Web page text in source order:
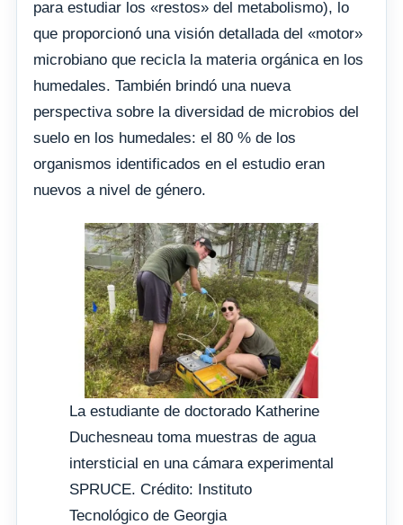
para estudiar los «restos» del metabolismo), lo
que proporcionó una visión detallada del «motor»
microbiano que recicla la materia orgánica en los
humedales. También brindó una nueva
perspectiva sobre la diversidad de microbios del
suelo en los humedales: el 80 % de los
organismos identificados en el estudio eran
nuevos a nivel de género.
La estudiante de doctorado Katherine
Duchesneau toma muestras de agua
intersticial en una cámara experimental
SPRUCE. Crédito: Instituto
Tecnológico de Georgia